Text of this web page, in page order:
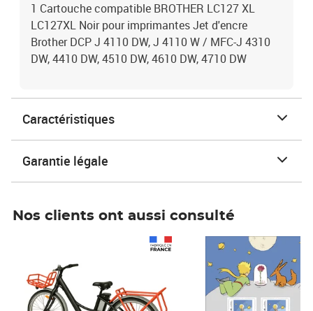
1 Cartouche compatible BROTHER LC127 XL
LC127XL Noir pour imprimantes Jet d'encre
Brother DCP J 4110 DW, J 4110 W / MFC-J 4310
DW, 4410 DW, 4510 DW, 4610 DW, 4710 DW
Caractéristiques
Garantie légale
Nos clients ont aussi consulté
Prix 7,50€